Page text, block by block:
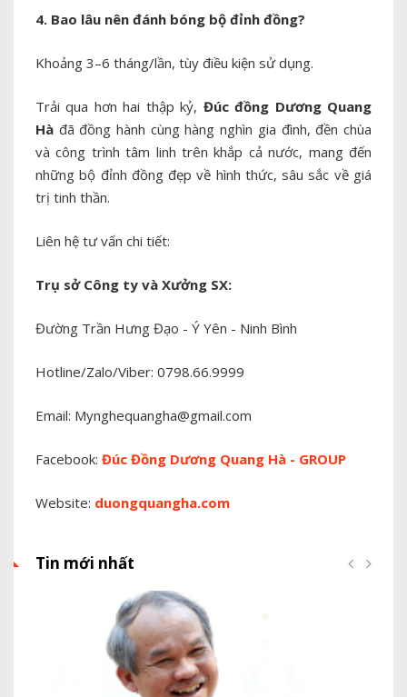
4. Bao lâu nên đánh bóng bộ đỉnh đồng?
Khoảng 3–6 tháng/lần, tùy điều kiện sử dụng.
Trải qua hơn hai thập kỷ, Đúc đồng Dương Quang
Hà đã đồng hành cùng hàng nghìn gia đình, đền chùa
và công trình tâm linh trên khắp cả nước, mang đến
những bộ đỉnh đồng đẹp về hình thức, sâu sắc về giá
trị tinh thần.
Liên hệ tư vấn chi tiết:
Trụ sở Công ty và Xưởng SX:
Đường Trần Hưng Đạo - Ý Yên - Ninh Bình
Hotline/Zalo/Viber: 0798.66.9999
Email: Mynghequangha@gmail.com
Facebook: Đúc Đồng Dương Quang Hà - GROUP
Website: duongquangha.com
Tin mới nhất